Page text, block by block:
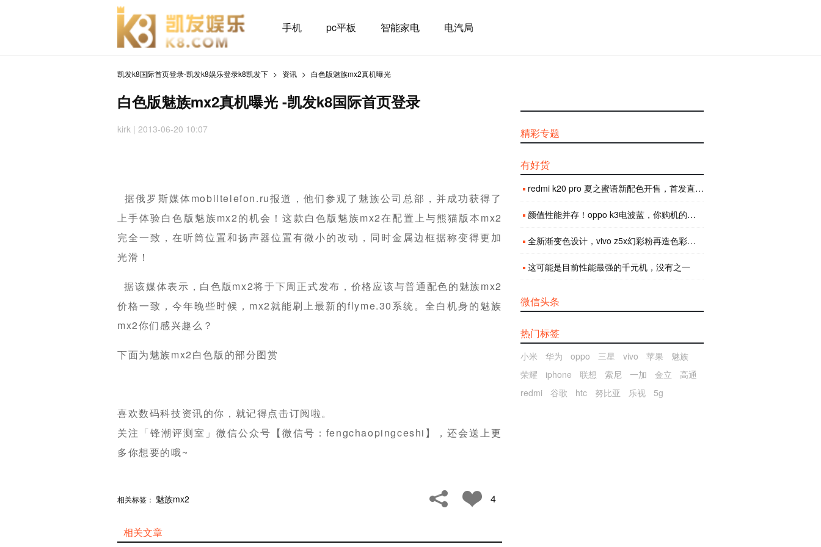
手机 pc平板 智能家电 电汽局
凯发k8国际首页登录-凯发k8娱乐登录k8凯发下 资讯 白色版魅族mx2真机曝光
白色版魅族mx2真机曝光 -凯发k8国际首页登录
kirk | 2013-06-20 10:07
据俄罗斯媒体mobiltelefon.ru报道，他们参观了魅族公司总部，并成功获得了
上手体验白色版魅族mx2的机会！这款白色版魅族mx2在配置上与熊猫版本mx2
完全一致，在听筒位置和扬声器位置有微小的改动，同时金属边框据称变得更加
光滑！
据该媒体表示，白色版mx2将于下周正式发布，价格应该与普通配色的魅族mx2
价格一致，今年晚些时候，mx2就能刷上最新的flyme.30系统。全白机身的魅族
mx2你们感兴趣么？
下面为魅族mx2白色版的部分图赏
喜欢数码科技资讯的你，就记得点击订阅啦。
关注「锋潮评测室」微信公众号【微信号：fengchaopingceshi】，还会送上更
多你想要的哦~
相关标签： 魅族mx2
分享 赞 4
相关文章
精彩专题
有好货
redmi k20 pro 夏之蜜语新配色开售，首发直降 300 元
颜值性能并存！oppo k3电波蓝，你购机的新选择
全新渐变色设计，vivo z5x幻彩粉再造色彩美学
这可能是目前性能最强的千元机，没有之一
微信头条
热门标签
小米 华为 oppo 三星 vivo 苹果
魅族
荣耀
iphone 联想 索尼 一加 金立
高通
redmi
谷歌 htc 努比亚 乐视 5g